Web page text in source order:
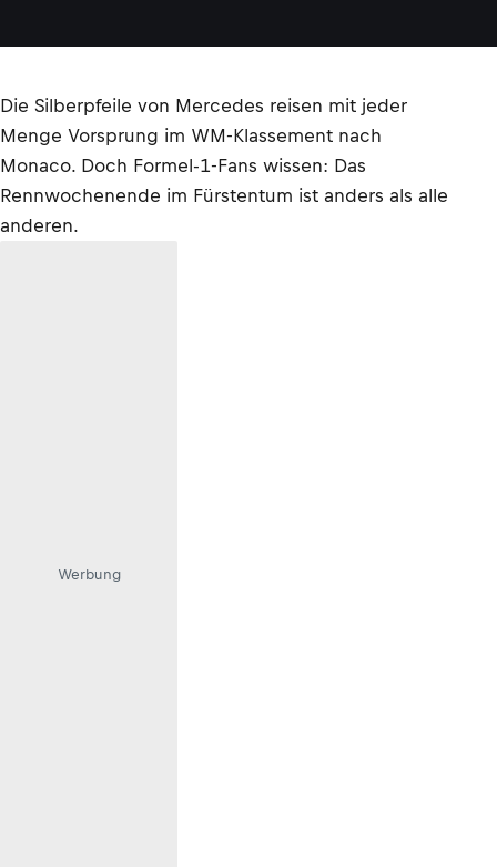
Die Silberpfeile von Mercedes reisen mit jeder
Menge Vorsprung im WM-Klassement nach
Monaco. Doch Formel-1-Fans wissen: Das
Rennwochenende im Fürstentum ist anders als alle
anderen.
Werbung